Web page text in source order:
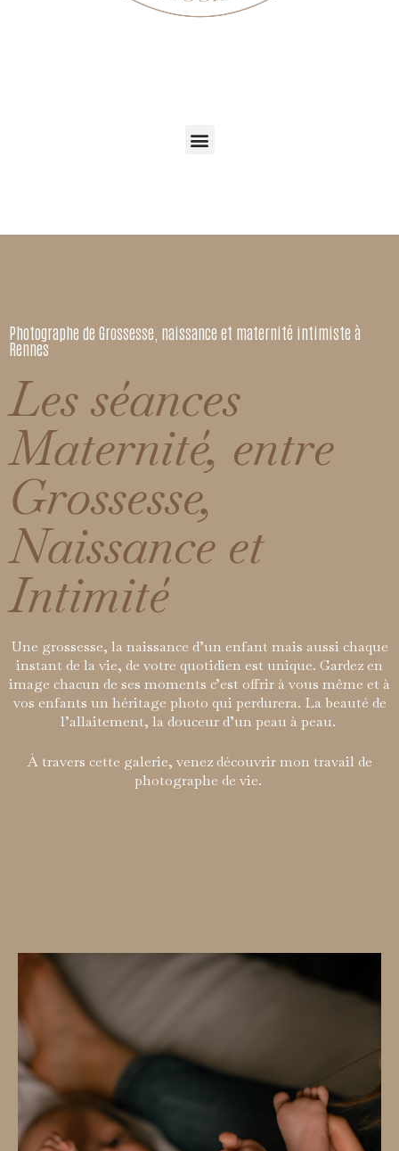
Photographe de Grossesse, naissance et maternité intimiste à
Rennes
Les séances
Maternité, entre
Grossesse,
Naissance et
Intimité
Une grossesse, la naissance d’un enfant mais aussi chaque
instant de la vie, de votre quotidien est unique. Gardez en
image chacun de ses moments c’est offrir à vous même et à
vos enfants un héritage photo qui perdurera. La beauté de
l’allaitement, la douceur d’un peau à peau.
À travers cette galerie, venez découvrir mon travail de
photographe de vie.